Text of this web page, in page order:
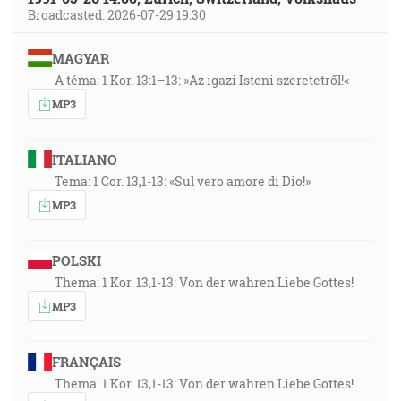
je v lone Otcovom, on nám vysvetlil. [Jn 1:18]
36:16
Potom sa mu ukázal Hospodin v dúbrave Mamreho,
keď sedel pri dveriach stánu za horúčavy dňa. [1M
36:33
A stalo sa, keď schádzal Mojžiš s vrchu Sinai, (a dve
dosky svedoctva v ruke Mojžišovej, keď schádzal s
tvári, pretože hovoril s ním Bôh. [2M 34:29]
36:45
A na kniežatá synov Izraelových nevystrel svojej ruky,
37:44
Broadcasted: 2026-07-29 19:30
MAGYAR
A téma: 1 Kor. 13:1–13: »Az igazi Isteni szeretetről!«
MP3
ITALIANO
Tema: 1 Cor. 13,1-13: «Sul vero amore di Dio!»
MP3
POLSKI
Thema: 1 Kor. 13,1-13: Von der wahren Liebe Gottes!
MP3
FRANÇAIS
Thema: 1 Kor. 13,1-13: Von der wahren Liebe Gottes!